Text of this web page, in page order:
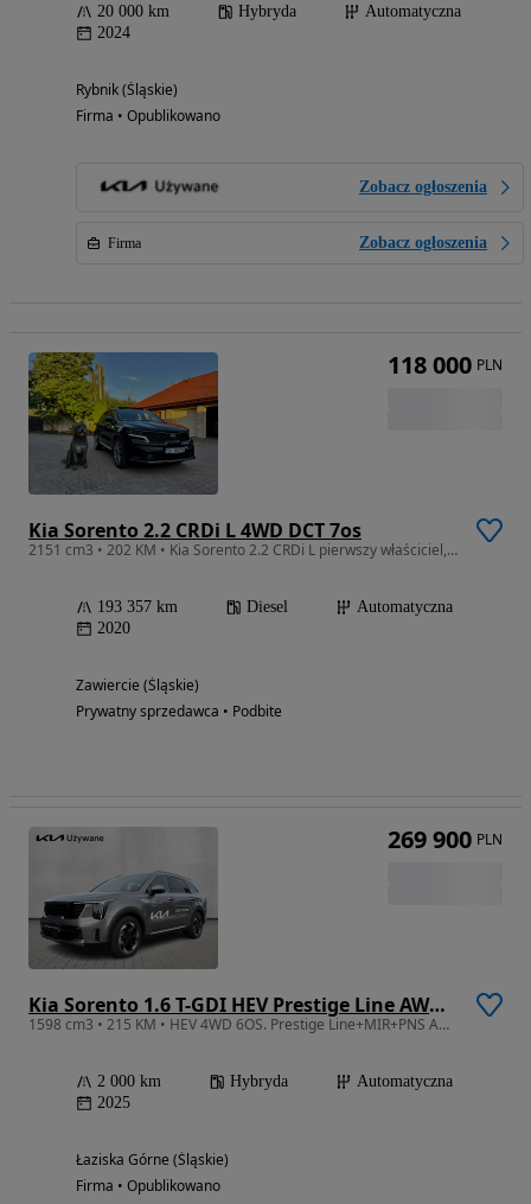
20 000 km Hybryda
Automatyczna
2024
Rybnik (Śląskie)
Firma • Opublikowano
Zobacz ogłoszenia
Firma Zobacz ogłoszenia
Kia Sorento 2.2 CRDi L 4WD DCT 7os
2151 cm3 • 202 KM • Kia Sorento 2.2 CRDi L pierwszy właściciel, salon Polska Prestige Line
193 357 km Diesel
Automatyczna
2020
Zawiercie (Śląskie)
Prywatny sprzedawca • Podbite
118 000 PLN
Kia Sorento 1.6 T-GDI HEV Prestige Line AWD 7os
1598 cm3 • 215 KM • HEV 4WD 6OS. Prestige Line+MIR+PNS AWD, Demo/Dealer Kia Etrans/
2 000 km Hybryda
Automatyczna
2025
Łaziska Górne (Śląskie)
Firma • Opublikowano
269 900 PLN